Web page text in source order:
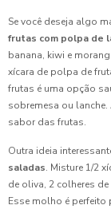
Se você deseja algo
frutas com polpa de
banana, kiwi e
xícara de polpa de
frutas é uma opção
sobremesa ou
sabor das frutas.
Outra ideia
saladas. Misture 1/2
de oliva, 2 colheres
Esse molho é perfeito